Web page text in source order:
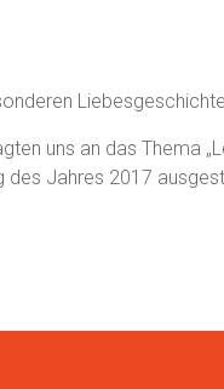
uns an das Thema
des Jahres 2017